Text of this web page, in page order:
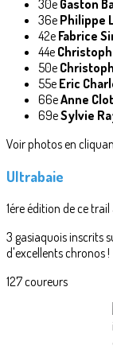
30e Gaston
36e Philippe
42e Fabrice
44e
50e
55e Eric
66eAnne
69eSylvie
Voir photos en
Ultrabaie
1ére édition de ce
3 gasiaquois inscrits
d'excellents chronos !
127 coureurs